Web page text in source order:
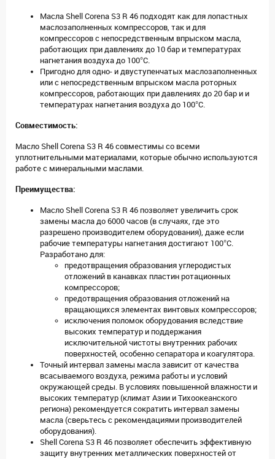
Масла Shell Corena S3 R 46 подходят как для лопастных
маслозаполненных компрессоров, так и для
компрессоров с непосредственным впрыском масла,
работающих при давлениях до 10 бар и температурах
нагнетания воздуха до 100°C.
Пригодно для одно- и двуступенчатых маслозаполненных
или с непосредственным впрыском масла роторных
компрессоров, работающих при давлениях до 20 бар и и
температурах нагнетания воздуха до 100°C.
Совместимость:
Масло Shell Corena S3 R 46 совместимы со всеми
уплотнительными материалами, которые обычно используются
работе с минеральными маслами.
Преимущества:
Масло Shell Corena S3 R 46 позволяет увеличить срок
замены масла до 6000 часов (в случаях, где это
разрешено производителем оборудования), даже если
рабочие температуры нагнетания достигают 100°C.
Разработано для:
предотвращения образования углеродистых
отложений в канавках пластин ротационных
компрессоров;
предотвращения образования отложений на
вращающихся элементах винтовых компрессоров;
исключения поломок оборудования вследствие
высоких температур и поддержания
исключительной чистоты внутренних рабочих
поверхностей, особенно сепаратора и коагулятора.
Точный интервал замены масла зависит от качества
всасываемого воздуха, режима работы и условий
окружающей среды. В условиях повышенной влажности и
высоких температур (климат Азии и Тихоокеанского
региона) рекомендуется сократить интервал замены
масла (сверьтесь с рекомендациями производителей
оборудования).
Shell Corena S3 R 46 позволяет обеспечить эффективную
защиту внутренних металлических поверхностей от